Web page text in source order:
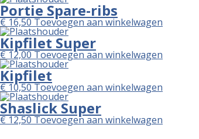
Portie Spare-ribs
€16,50Toevoegen aan winkelwagen
Kipfilet Super
€12,00Toevoegen aan winkelwagen
Kipfilet
€10,50Toevoegen aan winkelwagen
Shaslick Super
€12,50Toevoegen aan winkelwagen